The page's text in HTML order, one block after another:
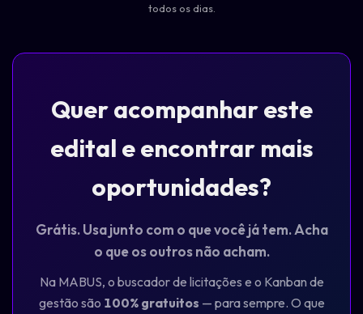
todos os dias.
Quer acompanhar este
edital e encontrar mais
oportunidades?
Grátis. Usa junto com o que você já tem. Acha
o que os outros não acham.
Na MABUS, o buscador de licitações e o Kanban de
gestão são 100% gratuitos — para sempre. O que